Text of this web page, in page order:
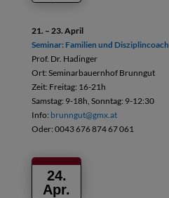
21. – 23. April
Seminar: Familien und Disziplincoach
Prof. Dr. Hadinger
Ort: Seminarbauernhof Brunngut
Zeit: Freitag: 16-21h
Samstag: 9-18h, Sonntag: 9-12:30
Info: brunngut@gmx.at
Oder: 0043 676 874 67 061
24.
Apr.